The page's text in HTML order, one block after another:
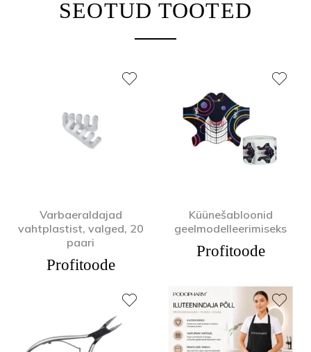
SEOTUD TOOTED
Varbaeraldajad
vahtplastist, valged, 20
paari
Profitoode
Küünešabloonid
geelmodelleerimiseks
Profitoode